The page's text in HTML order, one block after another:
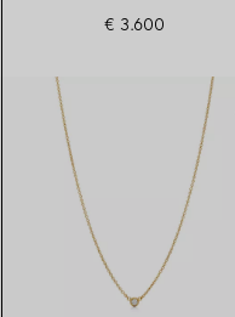
€ 3.600